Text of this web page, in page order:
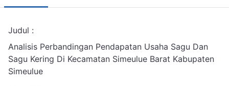
Judul :
Analisis Perbandingan Pendapatan Usaha Sagu Dan
Sagu Kering Di Kecamatan Simeulue Barat Kabupaten
Simeulue